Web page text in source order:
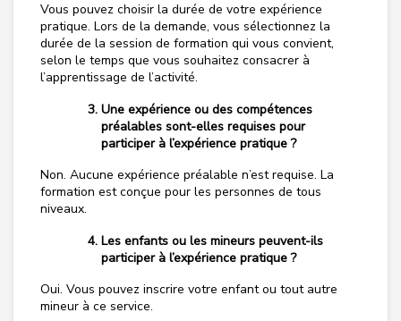
Vous pouvez choisir la durée de votre expérience
pratique. Lors de la demande, vous sélectionnez la
durée de la session de formation qui vous convient,
selon le temps que vous souhaitez consacrer à
l’apprentissage de l’activité.
Une expérience ou des compétences
préalables sont-elles requises pour
participer à l’expérience pratique ?
Non. Aucune expérience préalable n’est requise. La
formation est conçue pour les personnes de tous
niveaux.
Les enfants ou les mineurs peuvent-ils
participer à l’expérience pratique ?
Oui. Vous pouvez inscrire votre enfant ou tout autre
mineur à ce service.